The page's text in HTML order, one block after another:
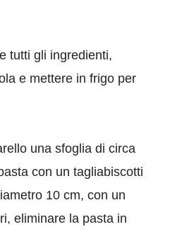
tutti gli ingredienti,
e mettere in frigo per
una sfoglia di circa
con un tagliabiscotti
10 cm, con un
eliminare la pasta in